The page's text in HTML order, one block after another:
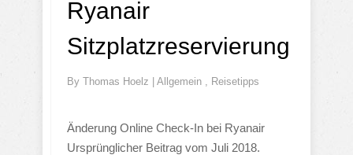
Ryanair
Sitzplatzreservierung
By Thomas Hoelz | Allgemein Reisetipps
Änderung Online Check-In bei Ryanair
Ursprünglicher Beitrag vom Juli 2018.